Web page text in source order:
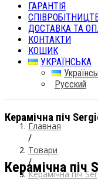
ГАРАНТІЯ
ДОСТАВКА ТА
КОНТАКТИ
КОШИК
УКРАЇНСЬКА
Русский
Главная
/
Товари
/
Керамічна піч
Керамічна піч
Керамічна піч